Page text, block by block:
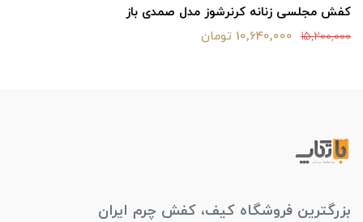
کفش مجلسی زنانه کرنرشوز مدل صمدی باز
15,200,000 10,640,000 تومان
بزرگترین فروشگاه کیف، کفش چرم ایران